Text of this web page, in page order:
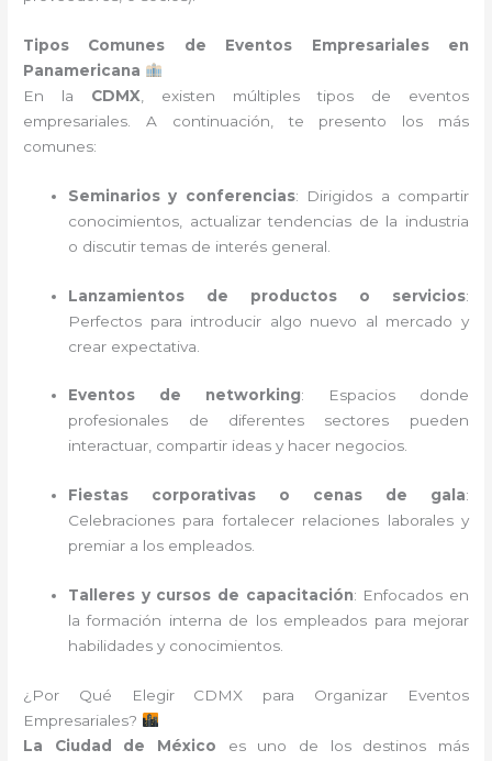
Tipos Comunes de Eventos Empresariales en
Panamericana
En la CDMX , existen múltiples tipos de eventos
empresariales. A continuación, te presento los más
comunes:
Seminarios y conferencias: Dirigidos a compartir
conocimientos, actualizar tendencias de la industria
o discutir temas de interés general.
Lanzamientos de productos o servicios:
Perfectos para introducir algo nuevo al mercado y
crear expectativa.
Eventos de networking: Espacios donde
profesionales de diferentes sectores pueden
interactuar, compartir ideas y hacer negocios.
Fiestas corporativas o cenas de gala:
Celebraciones para fortalecer relaciones laborales y
premiar a los empleados.
Talleres y cursos de capacitación: Enfocados en
la formación interna de los empleados para mejorar
habilidades y conocimientos.
¿Por Qué Elegir CDMX para Organizar Eventos
Empresariales?
La Ciudad de México es uno de los destinos más